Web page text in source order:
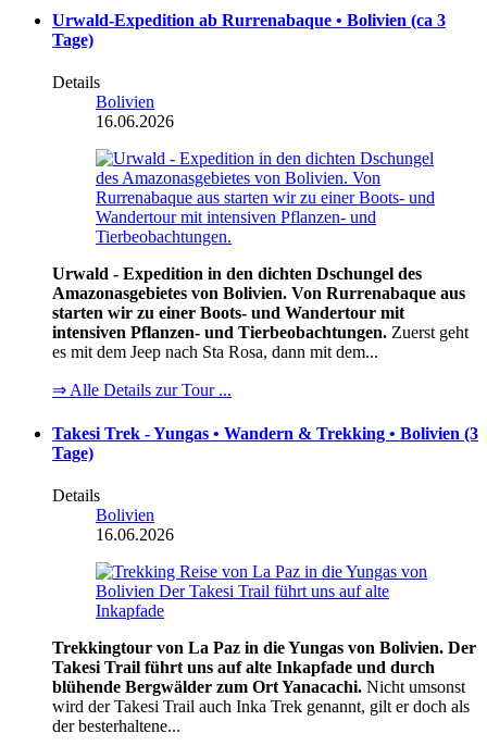
Urwald-Expedition ab Rurrenabaque • Bolivien (ca 3
Tage)
Details
Bolivien
16.06.2026
Urwald - Expedition in den dichten Dschungel des
Amazonasgebietes von Bolivien. Von Rurrenabaque aus
starten wir zu einer Boots- und Wandertour mit
intensiven Pflanzen- und Tierbeobachtungen. Zuerst geht
es mit dem Jeep nach Sta Rosa, dann mit dem...
⇒ Alle Details zur Tour ...
Takesi Trek - Yungas • Wandern & Trekking • Bolivien (3
Tage)
Details
Bolivien
16.06.2026
Trekkingtour von La Paz in die Yungas von Bolivien. Der
Takesi Trail führt uns auf alte Inkapfade und durch
blühende Bergwälder zum Ort Yanacachi. Nicht umsonst
wird der Takesi Trail auch Inka Trek genannt, gilt er doch als
der besterhaltene...